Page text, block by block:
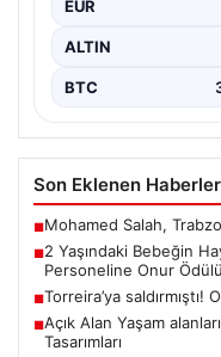
EUR
ALTIN
BTC
Son Eklenen Haberler
■Mohamed Salah,
■2 Yaşındaki Bebeğin
Personeline Onur Ödülü
■Torreira’ya
■Açık Alan Yaşam
Tasarımları